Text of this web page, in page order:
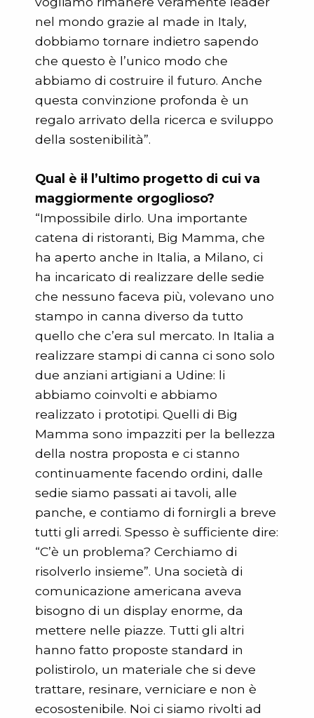
nel mondo grazie al made in Italy,
dobbiamo tornare indietro sapendo
che questo è l’unico modo che
abbiamo di costruire il futuro. Anche
questa convinzione profonda è un
regalo arrivato della ricerca e sviluppo
della sostenibilità”.
Qual è il l’ultimo progetto di cui va
maggiormente orgoglioso?
“Impossibile dirlo. Una importante
catena di ristoranti, Big Mamma, che
ha aperto anche in Italia, a Milano, ci
ha incaricato di realizzare delle sedie
che nessuno faceva più, volevano uno
stampo in canna diverso da tutto
quello che c’era sul mercato. In Italia a
realizzare stampi di canna ci sono solo
due anziani artigiani a Udine: li
abbiamo coinvolti e abbiamo
realizzato i prototipi. Quelli di Big
Mamma sono impazziti per la bellezza
della nostra proposta e ci stanno
continuamente facendo ordini, dalle
sedie siamo passati ai tavoli, alle
panche, e contiamo di fornirgli a breve
tutti gli arredi. Spesso è sufficiente dire:
“C’è un problema? Cerchiamo di
risolverlo insieme”. Una società di
comunicazione americana aveva
bisogno di un display enorme, da
mettere nelle piazze. Tutti gli altri
hanno fatto proposte standard in
polistirolo, un materiale che si deve
trattare, resinare, verniciare e non è
ecosostenibile. Noi ci siamo rivolti ad